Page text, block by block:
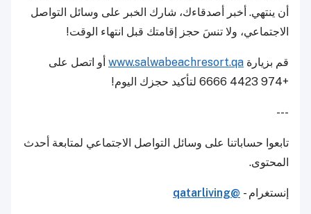
أن ينتهي. أخبر أصدقاءك، شارك الخبر على وسائل التواصل
الاجتماعي، ولا تنسَ حجز إقامتك قبل انتهاء الوقت!
قم بزيارة www.salwabeachresort.qa أو اتصل على
+974 4423 6666 لتأكيد حجزك اليوم!
---
تابعوا حساباتنا على وسائل التواصل الاجتماعي لمتابعة أحدث
المحتوى.
إنستغرام - @qatarliving